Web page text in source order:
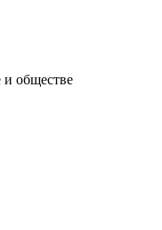
обществе